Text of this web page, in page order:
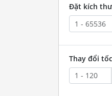
Đặt kích
Thay đổi